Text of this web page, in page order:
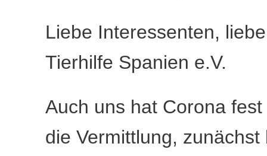
Liebe Interessenten,
Tierhilfe Spanien e.V.
Auch uns hat Corona
die Vermittlung,